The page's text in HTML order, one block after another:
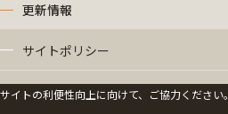
更新情報
サイトポリシー
プライバシーポリシー
サイトの利便性向上に向けて、ご協力ください。